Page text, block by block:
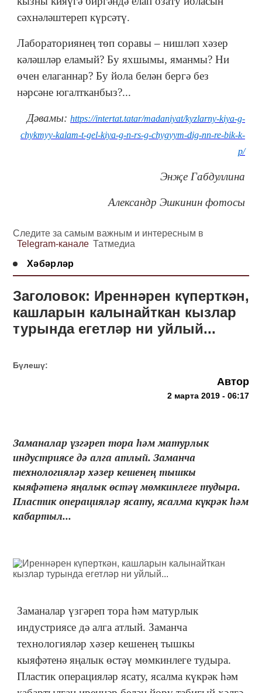
сәхнәләштереп күрсәтү.
Лабораториянең төп соравы – нишләп хәзер
кәләшләр еламый? Бу яхшымы, яманмы? Ни
өчен елаганнар? Бу йола белән бергә без
нәрсәне югалтканбыз?...
Дәвамы: https://intertat.tatar/madaniyat/kyzlarny-kiya-g-
chykmyy-kalam-t-gel-kiya-g-n-rs-g-chygyym-dig-nn-re-bik-k-
p/
Энҗе Габдуллина
Александр Эшкинин фотосы
Следите за самым важным и интересным в
Telegram-канале Татмедиа
Хәбәрләр
Заголовок: Иреннәрен күперткән,
кашларын калынайткан кызлар
турында егетләр ни уйлый...
Бүлешү:
Автор
2 марта 2019 - 06:17
Заманалар үзгәреп тора һәм матурлык
индустриясе дә алга атлый. Заманча
технологияләр хәзер кешенең тышкы
кыяфәтенә яңалык өстәү мөмкинлеге тудыра.
Пластик операцияләр ясату, ясалма күкрәк һәм
кабартыл...
Заманалар үзгәреп тора һәм матурлык
индустриясе дә алга атлый. Заманча
технологияләр хәзер кешенең тышкы
кыяфәтенә яңалык өстәү мөмкинлеге тудыра.
Пластик операцияләр ясату, ясалма күкрәк һәм